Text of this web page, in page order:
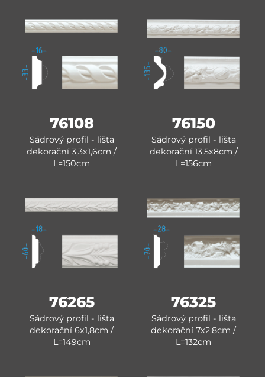
76108
Sádrový profil - lišta
dekorační 3,3x1,6cm /
L=150cm
76150
Sádrový profil - lišta
dekorační 13,5x8cm /
L=156cm
76265
Sádrový profil - lišta
dekorační 6x1,8cm /
L=149cm
76325
Sádrový profil - lišta
dekorační 7x2,8cm /
L=132cm